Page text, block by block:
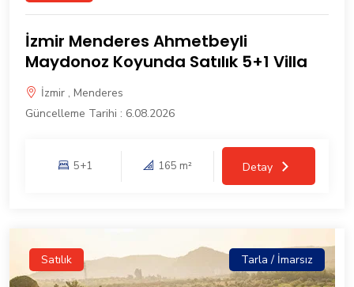
İzmir Menderes Ahmetbeyli
Maydonoz Koyunda Satılık 5+1 Villa
İzmir , Menderes
Güncelleme Tarihi : 6.08.2026
5+1 165 m² Detay
Satılık Tarla / İmarsız